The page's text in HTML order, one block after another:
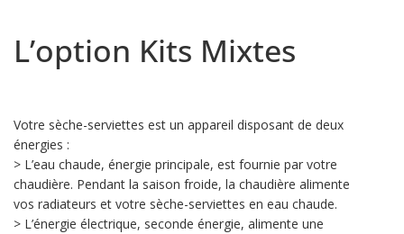
L’option Kits Mixtes
Votre sèche-serviettes est un appareil disposant de deux
énergies :
> L’eau chaude, énergie principale, est fournie par votre
chaudière. Pendant la saison froide, la chaudière alimente
vos radiateurs et votre sèche-serviettes en eau chaude.
> L’énergie électrique, seconde énergie, alimente une